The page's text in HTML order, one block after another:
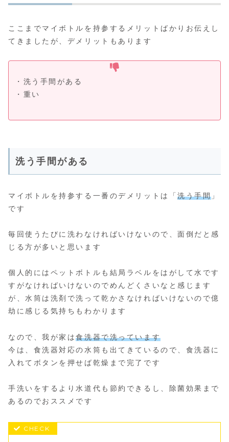
ここまでマイボトルを持参するメリットばかりお伝えし
てきましたが、デメリットもあります
・洗う手間がある
・重い
洗う手間がある
マイボトルを持参する一番のデメリットは「洗う手間 」
です
毎回使うたびに洗わなければいけないので、面倒だと感
じる方が多いと思います
個人的にはペットボトルも結局ラベルをはがして水です
すがなければいけないのでめんどくさいなと感じます
が、水筒は洗剤で洗って乾かさなければいけないので億
劫に感じる気持ちもわかります
なので、我が家は食洗器で洗っています
今は、食洗器対応の水筒も出てきているので、食洗器に
入れてボタンを押せば乾燥まで完了です
手洗いをするより水道代も節約できるし、除菌効果まで
あるのでおススメです